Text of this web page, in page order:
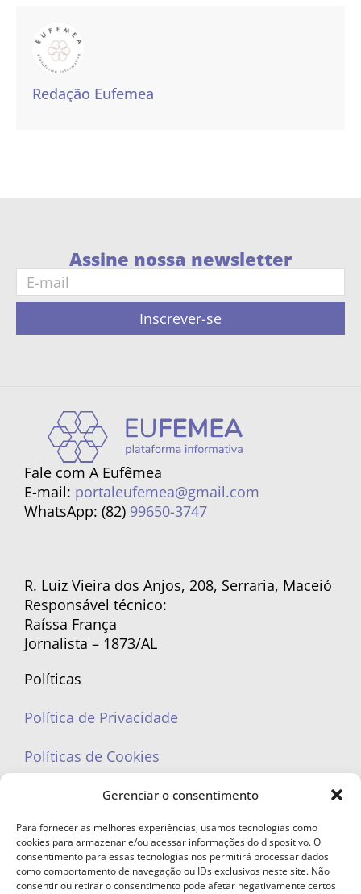
Gerenciar o consentimento
Para fornecer as melhores experiências, usamos tecnologias como
cookies para armazenar e/ou acessar informações do dispositivo. O
consentimento para essas tecnologias nos permitirá processar dados
como comportamento de navegação ou IDs exclusivos neste site. Não
consentir ou retirar o consentimento pode afetar negativamente certos
Redação Eufemea
Assine nossa newsletter
Inscrever-se
Fale com A Eufêmea
E-mail: portaleufemea@gmail.com
WhatsApp: (82) 99650-3747
R. Luiz Vieira dos Anjos, 208, Serraria, Maceió
Responsável técnico:
Raíssa França
Jornalista – 1873/AL
Políticas
Política de Privacidade
Políticas de Cookies
portaleufemea@gmail.com